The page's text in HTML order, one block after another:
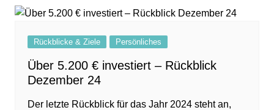
Rückblicke & Ziele Persönliches
Über 5.200 € investiert – Rückblick
Dezember 24
Der letzte Rückblick für das Jahr 2024 steht an,